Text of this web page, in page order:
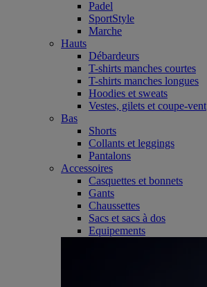
Padel
SportStyle
Marche
Hauts
Débardeurs
T-shirts manches courtes
T-shirts manches longues
Hoodies et sweats
Vestes, gilets et coupe-vent
Bas
Shorts
Collants et leggings
Pantalons
Accessoires
Casquettes et bonnets
Gants
Chaussettes
Sacs et sacs à dos
Equipements